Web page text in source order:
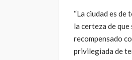
“La ciudad es
la certeza de
recompensado
privilegiada de